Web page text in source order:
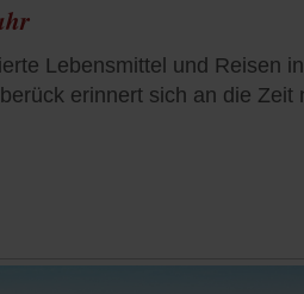
Lebensmittel und Reisen
erinnert sich an die Zeit